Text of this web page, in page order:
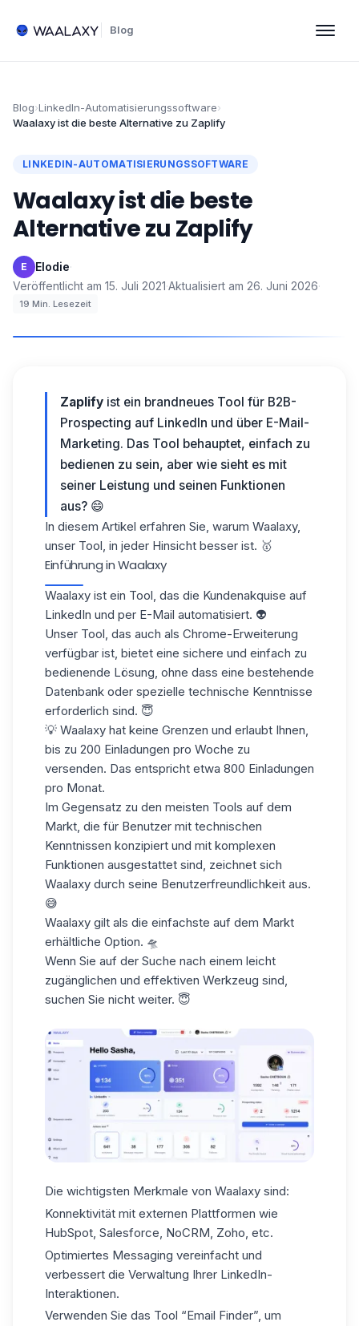
Blog
Blog›LinkedIn-Automatisierungssoftware›
Waalaxy ist die beste Alternative zu Zaplify
LINKEDIN-AUTOMATISIERUNGSSOFTWARE
Waalaxy ist die beste
Alternative zu Zaplify
E Elodie·
Veröffentlicht am 15. Juli 2021·Aktualisiert am 26. Juni 2026·
19 Min. Lesezeit
Zaplify ist ein brandneues Tool für B2B-
Prospecting auf LinkedIn und über E-Mail-
Marketing. Das Tool behauptet, einfach zu
bedienen zu sein, aber wie sieht es mit
seiner Leistung und seinen Funktionen
aus? 😄
In diesem Artikel erfahren Sie, warum Waalaxy,
unser Tool, in jeder Hinsicht besser ist. 🥇
Einführung in Waalaxy
Waalaxy ist ein Tool, das die Kundenakquise auf
LinkedIn und per E-Mail automatisiert. 👽
Unser Tool, das auch als Chrome-Erweiterung
verfügbar ist, bietet eine sichere und einfach zu
bedienende Lösung, ohne dass eine bestehende
Datenbank oder spezielle technische Kenntnisse
erforderlich sind. 😇
💡 Waalaxy hat keine Grenzen und erlaubt Ihnen,
bis zu 200 Einladungen pro Woche zu
versenden. Das entspricht etwa 800 Einladungen
pro Monat.
Im Gegensatz zu den meisten Tools auf dem
Markt, die für Benutzer mit technischen
Kenntnissen konzipiert und mit komplexen
Funktionen ausgestattet sind, zeichnet sich
Waalaxy durch seine Benutzerfreundlichkeit aus.
😅
Waalaxy gilt als die einfachste auf dem Markt
erhältliche Option. 🛸
Wenn Sie auf der Suche nach einem leicht
zugänglichen und effektiven Werkzeug sind,
suchen Sie nicht weiter. 😇
Die wichtigsten Merkmale von Waalaxy sind:
Konnektivität mit externen Plattformen wie
HubSpot, Salesforce, NoCRM, Zoho, etc.
Optimiertes Messaging vereinfacht und
verbessert die Verwaltung Ihrer LinkedIn-
Interaktionen.
Verwenden Sie das Tool “Email Finder”, um